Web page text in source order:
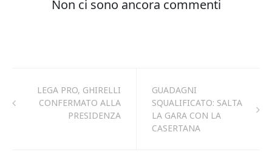
LEGA PRO, GHIRELLI
CONFERMATO ALLA
PRESIDENZA
GUADAGNI
SQUALIFICATO: SALTA
LA GARA CON LA
CASERTANA